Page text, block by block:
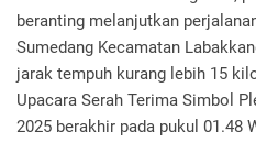
beranting melanjutkan
Sumedang Kecamatan
jarak tempuh kurang lebih 15
Upacara Serah Terima Simbol
2025 berakhir pada pukul 01.48